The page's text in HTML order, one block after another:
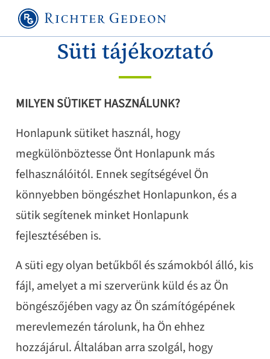
Süti tájékoztató
MILYEN SÜTIKET HASZNÁLUNK?
Honlapunk sütiket használ, hogy
megkülönböztesse Önt Honlapunk más
felhasználóitól. Ennek segítségével Ön
könnyebben böngészhet Honlapunkon, és a
sütik segítenek minket Honlapunk
fejlesztésében is.
A süti egy olyan betűkből és számokból álló, kis
fájl, amelyet a mi szerverünk küld és az Ön
böngészőjében vagy az Ön számítógépének
merevlemezén tárolunk, ha Ön ehhez
hozzájárul. Általában arra szolgál, hogy